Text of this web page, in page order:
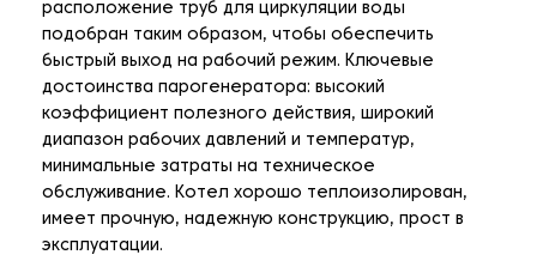
расположение труб для циркуляции воды
подобран таким образом, чтобы обеспечить
быстрый выход на рабочий режим. Ключевые
достоинства парогенератора: высокий
коэффициент полезного действия, широкий
диапазон рабочих давлений и температур,
минимальные затраты на техническое
обслуживание. Котел хорошо теплоизолирован,
имеет прочную, надежную конструкцию, прост в
эксплуатации.